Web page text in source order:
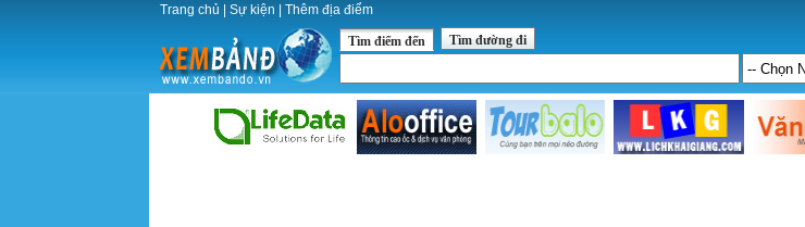
Trang chủ Sự kiện Thêm địa điểm
Tìm điểm đến Tìm đường đi